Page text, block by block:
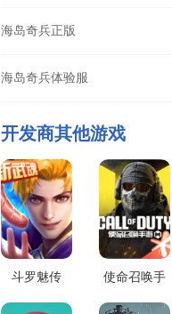
海岛奇兵正版
海岛奇兵体验服
开发商其他游戏
斗罗魅传
使命召唤手
游